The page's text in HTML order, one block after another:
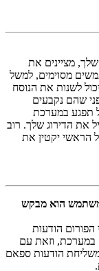
מציינים את
מסוימים, למשל
לשנות את הנוסח
שהם נקבעים
תפגע במערכת
את הדירוג שלך. רוב
הראשי יקטין את
משתמש הוא מבקש
הודעות
במערכת, וזאת עם
הודעות ספאם